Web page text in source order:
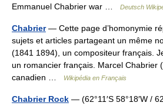
Emmanuel Chabrier war …
Deutsch
Chabrier— Cette page d’homonymie
sujets et articles partageant un même
(1841 1894), un compositeur français.
un romancier français. Marcel Chabrier
canadien …
Wikipédia en Français
Chabrier Rock — (62°11′S 58°18′W /